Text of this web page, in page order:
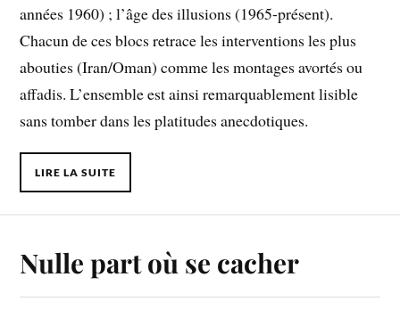
années 1960) ; l’âge des illusions (1965-présent).
Chacun de ces blocs retrace les interventions les plus
abouties (Iran/Oman) comme les montages avortés ou
affadis. L’ensemble est ainsi remarquablement lisible
sans tomber dans les platitudes anecdotiques.
LIRE LA SUITE
Nulle part où se cacher